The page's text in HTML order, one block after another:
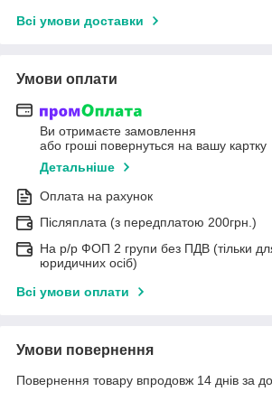
Всі умови доставки
Умови оплати
Ви отримаєте замовлення
або гроші повернуться на вашу картку
Детальніше
Оплата на рахунок
Післяплата (з передплатою 200грн.)
На р/р ФОП 2 групи без ПДВ (тільки
юридичних осіб)
Всі умови оплати
Умови повернення
Повернення товару впродовж 14 днів за